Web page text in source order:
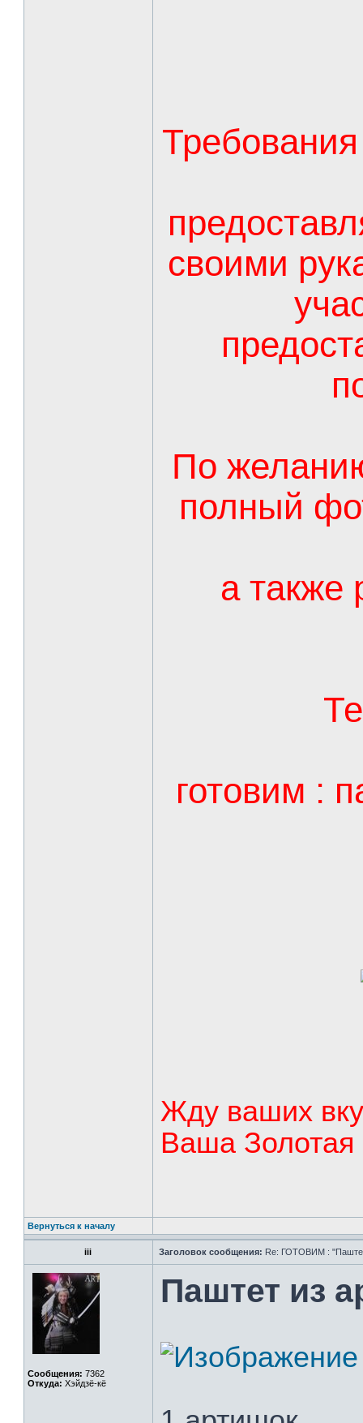
Требования
своими
По
полный
а также
готовим :
Жду ваших
Ваша
Вернуться к началу
iii Заголовок сообщения: Re: ГОТОВИМ :
Сообщения: 7362
Откуда: Хэйдзё-кё
Паштет из